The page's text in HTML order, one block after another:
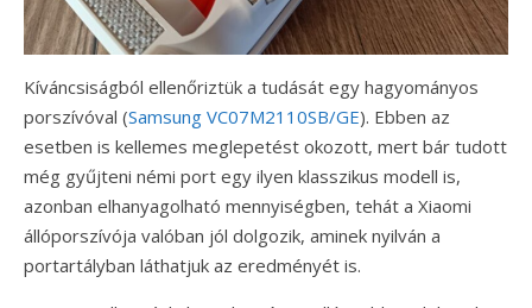
Kíváncsiságból ellenőriztük a tudását egy hagyományos
porszívóval (Samsung VC07M2110SB/GE). Ebben az
esetben is kellemes meglepetést okozott, mert bár tudott
még gyűjteni némi port egy ilyen klasszikus modell is,
azonban elhanyagolható mennyiségben, tehát a Xiaomi
állóporszívója valóban jól dolgozik, aminek nyilván a
portartályban láthatjuk az eredményét is.